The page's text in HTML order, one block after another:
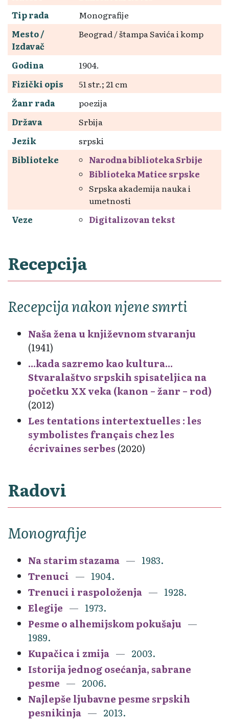
Tip rada
Monografije
Mesto /
Izdavač
Beograd / štampa Savića i komp
Godina
1904.
Fizički opis
51 str.; 21 cm
Žanr rada
poezija
Država
Srbija
Jezik
srpski
Biblioteke
Narodna biblioteka Srbije
Biblioteka Matice srpske
Srpska akademija nauka i
umetnosti
Veze
Digitalizovan tekst
Recepcija
Recepcija nakon njene smrti
Naša žena u književnom stvaranju
(1941)
...kada sazremo kao kultura...
Stvaralaštvo srpskih spisateljica na
početku XX veka (kanon – žanr – rod)
(2012)
Les tentations intertextuelles : les
symbolistes français chez les
écrivaines serbes (2020)
Radovi
Monografije
Na starim stazama
1983.
Trenuci
1904.
Trenuci i raspoloženja
1928.
Elegije
1973.
Pesme o alhemijskom pokušaju
1989.
Kupačica i zmija
2003.
Istorija jednog osećanja, sabrane
pesme
2006.
Najlepše ljubavne pesme srpskih
pesnikinja
2013.